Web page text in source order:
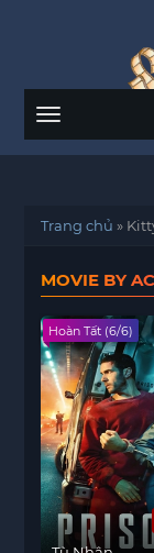
Menu
Trang chủ »
MOVIE BY
Hoàn Tất (6/6)